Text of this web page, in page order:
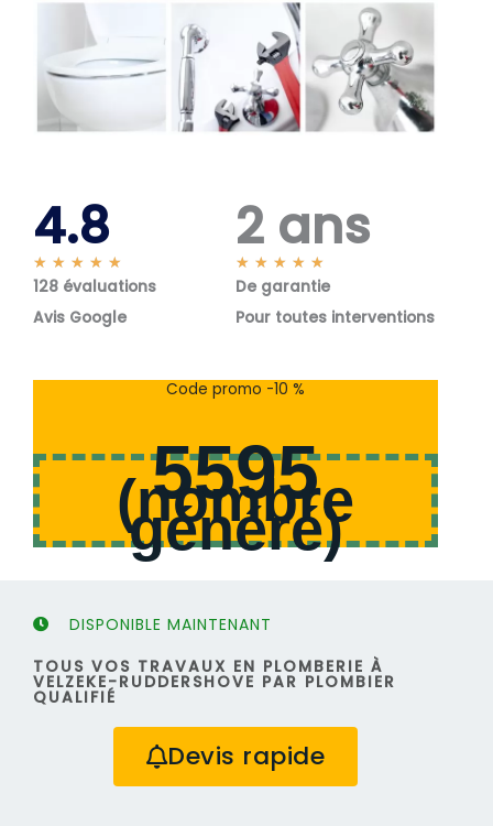
4.8
★ ★ ★ ★ ★
o
s
128 évaluations
Avis Google
2 ans
★ ★ ★ ★ ★
o
s
De garantie
Pour toutes interventions
Code promo -10 %
5595
(nombre
généré)
DISPONIBLE MAINTENANT
TOUS VOS TRAVAUX EN PLOMBERIE À
VELZEKE-RUDDERSHOVE PAR PLOMBIER
QUALIFIÉ
Devis rapide